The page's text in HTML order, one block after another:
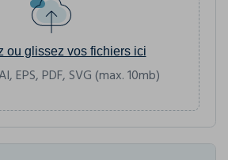
ou glissez vos fichiers ici
EPS, PDF, SVG (max. 10mb)